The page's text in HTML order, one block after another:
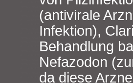
(antivirale
Infektion),
Behandlung
Nefazodon
da diese